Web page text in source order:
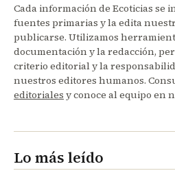
Cada información de Ecoticias se
fuentes primarias y la edita
publicarse. Utilizamos
documentación y la redacción,
criterio editorial y la
nuestros editores humanos.
editoriales y conoce al equipo en
Lo más leído